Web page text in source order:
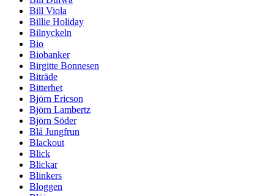
Bill Viola
Billie Holiday
Bilnyckeln
Bio
Biobanker
Birgitte Bonnesen
Biträde
Bitterhet
Björn Ericson
Björn Lambertz
Björn Söder
Blå Jungfrun
Blackout
Blick
Blickar
Blinkers
Bloggen